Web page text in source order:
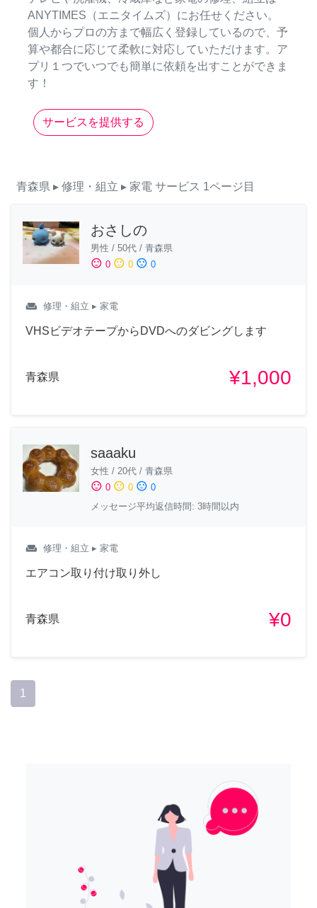
ANYTIMES（エニタイムズ）にお任せください。
個人からプロの方まで幅広く登録しているので、予
算や都合に応じて柔軟に対応していただけます。ア
プリ１つでいつでも簡単に依頼を出すことができま
す！
サービスを提供する
青森県 ▸ 修理・組立 ▸ 家電 サービス 1ページ目
おさしの
男性 / 50代 / 青森県
sentiment_satisfied 0 sentiment_neutral 0 sentiment_dissatisfied 0
weekend 修理・組立 ▸ 家電
VHSビデオテープからDVDへのダビングします
青森県 ¥1,000
saaaku
女性 / 20代 / 青森県
sentiment_satisfied 0 sentiment_neutral 0 sentiment_dissatisfied 0
メッセージ平均返信時間: 3時間以内
weekend 修理・組立 ▸ 家電
エアコン取り付け取り外し
青森県 ¥0
1